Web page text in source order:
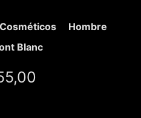
Hombre
Blanc